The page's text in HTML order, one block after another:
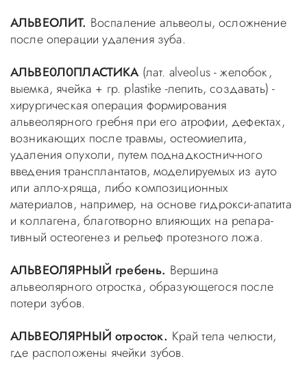
АЛЬВЕОЛИТ. Воспаление альвеолы, осложнение
после операции удаления зуба.
АЛЬВЕ0Л0ПЛАСТИКА(лат. alveolus - желобок,
выемка, ячейка + гр. plastike -лепить, создавать) -
хирургическая операция формирования
альвеолярного гребня при его атрофии, дефектах,
возникающих после травмы, остеомиелита,
удаления опухоли, путем поднадкостнич-ного
введения трансплантатов, моделируемых из ауто
или алло-хряща, либо композиционных
материалов, например, на основе гидрокси-апатита
и коллагена, благотворно влияющих на репара-
тивный остеогенез и рельеф протезного ложа.
АЛЬВЕОЛЯРНЫЙ гребень. Вершина
альвеолярного отростка, образующегося после
потери зубов.
АЛЬВЕОЛЯРНЫЙ отросток. Край тела челюсти,
где расположены ячейки зубов.